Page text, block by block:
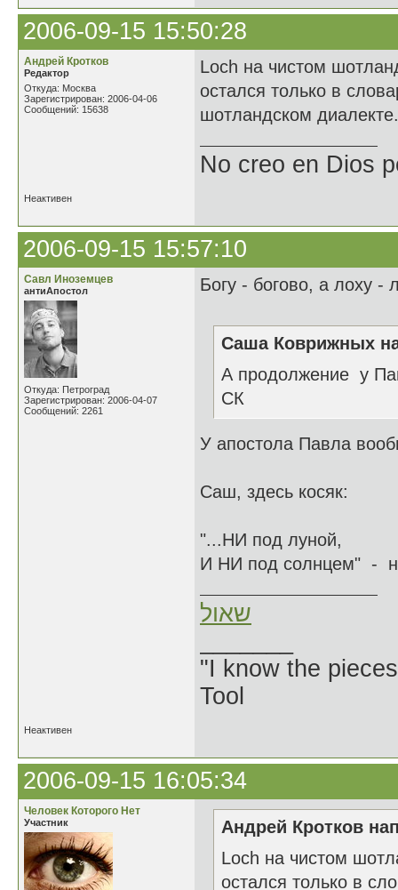
2006-09-15 15:50:28
Андрей Кротков
Редактор
Откуда: Москва
Зарегистрирован: 2006-04-06
Сообщений: 15638
Loch на чистом
остался только в
шотландском диалекте.
No creo en Dios
Неактивен
2006-09-15 15:57:10
Савл Иноземцев
антиАпостол
Откуда: Петроград
Зарегистрирован: 2006-04-07
Сообщений: 2261
Богу - богово, а лоху -
Саша Коврижных
А продолжение у
СК
У апостола Павла
Саш, здесь косяк:
"...НИ под луной,
И НИ под солнцем" -
שאול
"I know the
Tool
Неактивен
2006-09-15 16:05:34
Человек Которого Нет
Участник
Андрей Кротков
Loch на чистом
остался только в